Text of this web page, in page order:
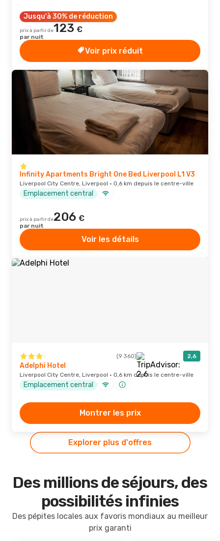
Jusqu'à 30% de réduction
prix à partir de123 €
par nuit
Voir prix réduit
Infinity Apartments Bright One Bed Liverpool L1 V3
Liverpool City Centre, Liverpool · 0,6 km depuis le centre-ville
Emplacement central
prix à partir de206 €
par nuit
Voir les détails
(9 360) 2,6
Adelphi Hotel
Liverpool City Centre, Liverpool · 0,6 km depuis le centre-ville
Emplacement central
Montrer les prix
Explorer plus d'offres
Des millions de séjours, des
possibilités infinies
Des pépites locales aux favoris mondiaux au meilleur
prix garanti